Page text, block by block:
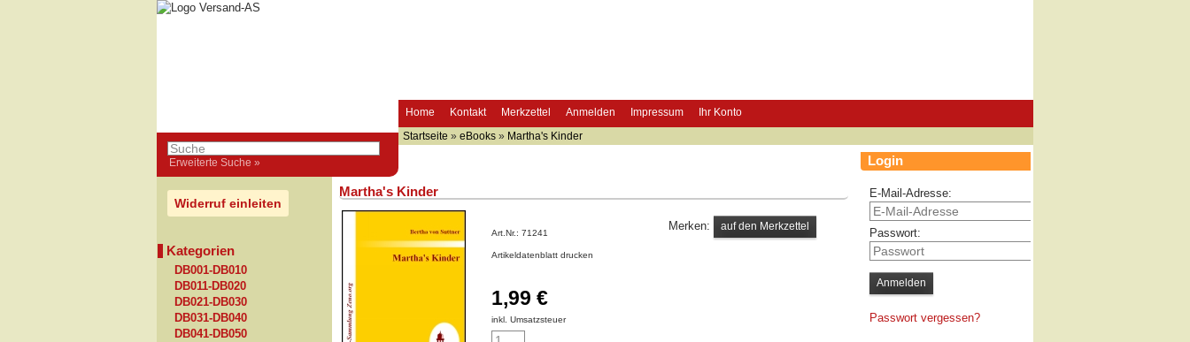
Home Kontakt Merkzettel Anmelden Impressum Ihr Konto
Erweiterte Suche »
Startseite » eBooks » Martha's Kinder
Widerruf einleiten
Kategorien
DB001-DB010
DB011-DB020
DB021-DB030
DB031-DB040
DB041-DB050
Martha's Kinder
Art.Nr.: 71241
Artikeldatenblatt drucken
1,99 €
inkl. Umsatzsteuer
Merken:
Login
E-Mail-Adresse:
Passwort:
Passwort vergessen?